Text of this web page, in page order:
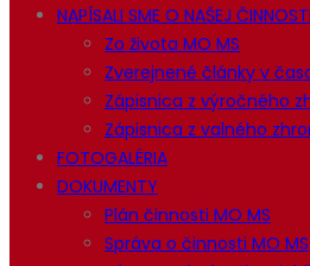
NAPÍSALI SME O NAŠEJ ČINNOSTI
Zo života MO MS
Zverejnené články v
Zápisnica z výročného
Zápisnica z valného
FOTOGALÉRIA
DOKUMENTY
Plán činnosti MO MS
Správa o činnosti MO MS